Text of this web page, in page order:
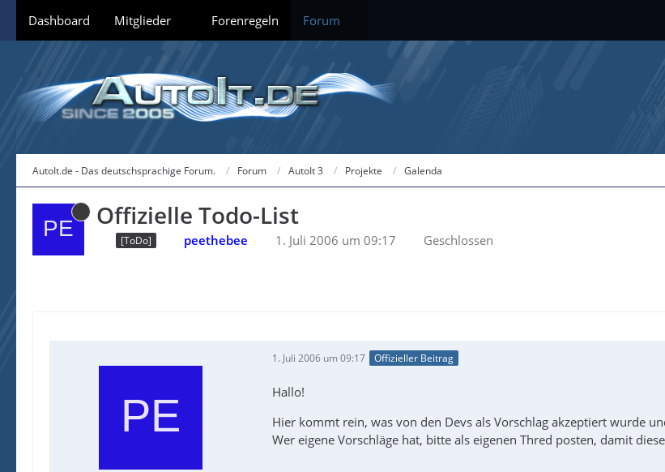
Dashboard Mitglieder Forenregeln Forum
AutoIt.de - Das deutschsprachige Forum. Forum AutoIt 3 Projekte Galenda
Offizielle Todo-List
[ToDo] peethebee 1. Juli 2006 um 09:17 Geschlossen
1. Juli 2006 um 09:17 Offizieller Beitrag
Hallo!
Hier kommt rein, was von den Devs als Vorschlag akzeptiert wurde
Wer eigene Vorschläge hat, bitte als eigenen Thred posten, damit